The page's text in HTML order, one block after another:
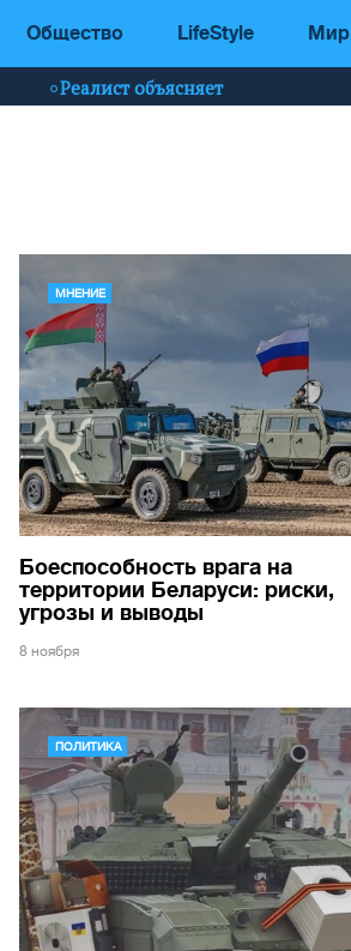
Общество LifeStyle Мир
Реалист объясняет
МНЕНИЕ
Боеспособность врага на
территории Беларуси: риски,
угрозы и выводы
8 ноября
ПОЛИТИКА